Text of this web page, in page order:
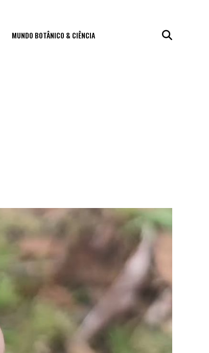
MUNDO BOTÂNICO & CIÊNCIA